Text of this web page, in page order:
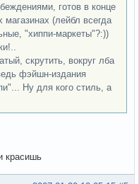
готов в конце
(лейбл всегда
"хиппи-маркеты"?:))
скрутить, вокруг лба
фэйшн-издания
Ну для кого стиль, а
красишь